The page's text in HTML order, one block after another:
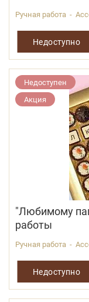
Ручная работа -
Недоступно
Недоступен
Акция
"Любимому
работы
Ручная работа -
Недоступно